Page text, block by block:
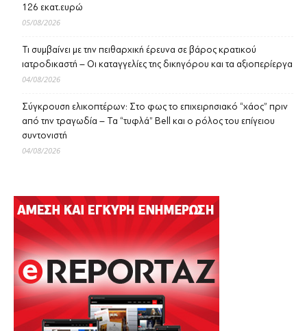
126 εκατ.ευρώ
05/08/2026
Τι συμβαίνει με την πειθαρχική έρευνα σε βάρος κρατικού
ιατροδικαστή – Οι καταγγελίες της δικηγόρου και τα αξιοπερίεργα
04/08/2026
Σύγκρουση ελικοπτέρων: Στο φως το επιχειρησιακό “χάος” πριν
από την τραγωδία – Τα “τυφλά” Bell και ο ρόλος του επίγειου
συντονιστή
04/08/2026